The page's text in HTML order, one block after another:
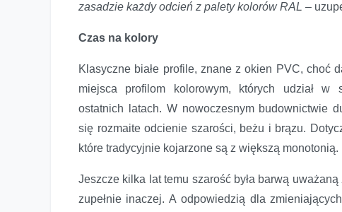
zasadzie każdy odcień z palety kolorów RAL –
Czas na kolory
Klasyczne białe profile, znane z okien PVC, choć
miejsca profilom kolorowym, których udział w
ostatnich latach. W nowoczesnym budownictwie
się rozmaite odcienie szarości, beżu i brązu.
które tradycyjnie kojarzone są z większą monotonią.
Jeszcze kilka lat temu szarość była barwą
zupełnie inaczej. A odpowiedzią dla